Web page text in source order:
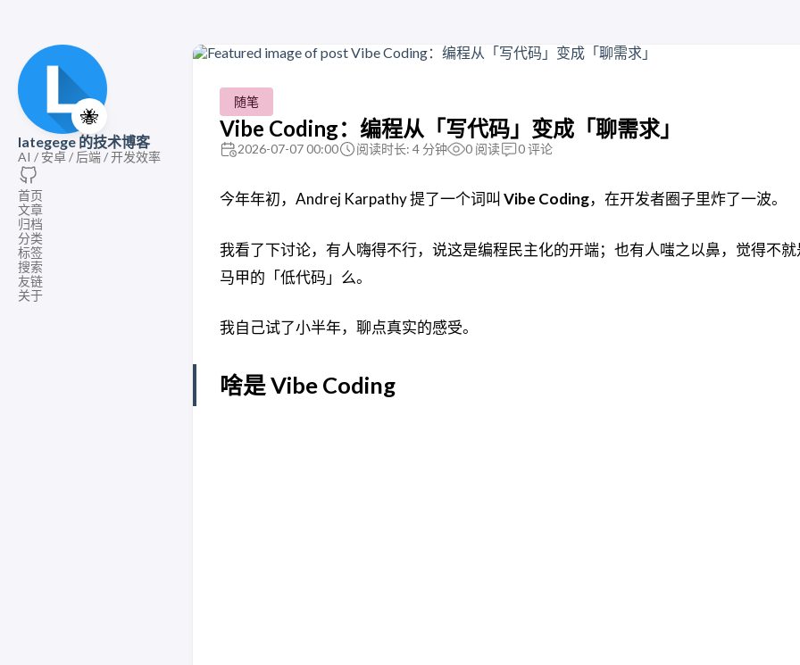
🐝
lategege 的技术博客
AI / 安卓 / 后端 / 开发效率
首页
文章
归档
分类
标签
搜索
友链
关于
随笔
Vibe Coding：编程从「写代码」变成「聊需求」
2026-07-07 00:00 阅读时长: 4 分钟 0阅读 0评论
今年年初，Andrej Karpathy 提了一个词叫 Vibe Coding，在开发者圈子里炸了一波。
我看了下讨论，有人嗨得不行，说这是编程民主化的开端；也有人嗤之以鼻，觉得不
马甲的「低代码」么。
我自己试了小半年，聊点真实的感受。
啥是 Vibe Coding